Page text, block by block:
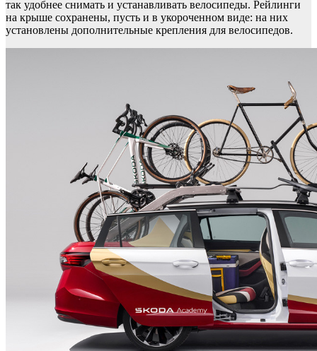
так удобнее снимать и устанавливать велосипеды. Рейлинги
на крыше сохранены, пусть и в укороченном виде: на них
установлены дополнительные крепления для велосипедов.